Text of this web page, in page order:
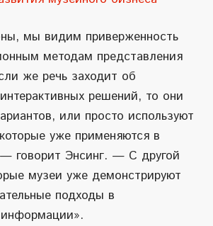
мы видим приверженность
методам представления
же речь заходит об
решений, то они
или просто используют
уже применяются в
говорит Энсинг. — С другой
музеи уже демонстрируют
подходы в